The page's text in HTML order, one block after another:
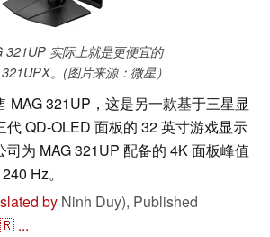
321UP 实际上就是更便宜的
。(图片来源：微星）
MAG 321UP，这是另一款基于三星显
代 QD-OLED 面板的 32 英寸游戏显示
为 MAG 321UP 配备的 4K 面板峰值
Hz。
by Ninh Duy), Published
...